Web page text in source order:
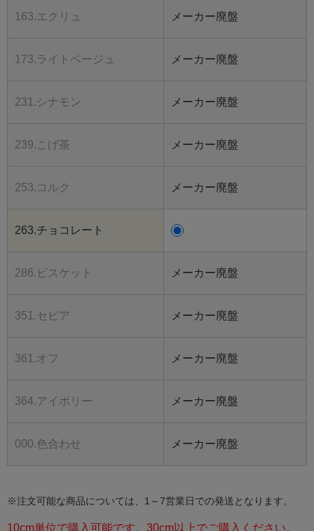
163.エクリュ メーカー廃盤
173.ライトベージュ メーカー廃盤
231.シナモン メーカー廃盤
239.こげ茶 メーカー廃盤
253.コルク メーカー廃盤
263.チョコレート
286.ビスケット メーカー廃盤
351.セピア メーカー廃盤
361.オフ メーカー廃盤
364.アイボリー メーカー廃盤
000.色合わせ メーカー廃盤
※注文可能な商品については、1～7営業日での発送となります。
10cm単位で購入可能です。30cm以上でご購入ください。